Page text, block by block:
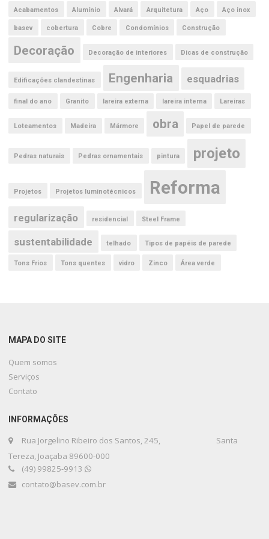
Acabamentos Alumínio Alvará Arquitetura Aço Aço inox
basev cobertura Cobre Condomínios Construção
Decoração Decoração de interiores Dicas de construção
Edificações clandestinas Engenharia esquadrias
final do ano Granito lareira externa lareira interna Lareiras
Loteamentos Madeira Mármore obra Papel de parede
Pedras naturais Pedras ornamentais pintura projeto
Projetos Projetos luminotécnicos Reforma
regularização residencial Steel Frame
sustentabilidade telhado Tipos de papéis de parede
Tons Frios Tons quentes vidro Zinco Área verde
MAPA DO SITE
Quem somos
Serviços
Contato
INFORMAÇÕES
Rua Jorgelino Ribeiro dos Santos, 245, Santa
Tereza, Joaçaba 89600-000
(49) 99825-9913
contato@basev.com.br